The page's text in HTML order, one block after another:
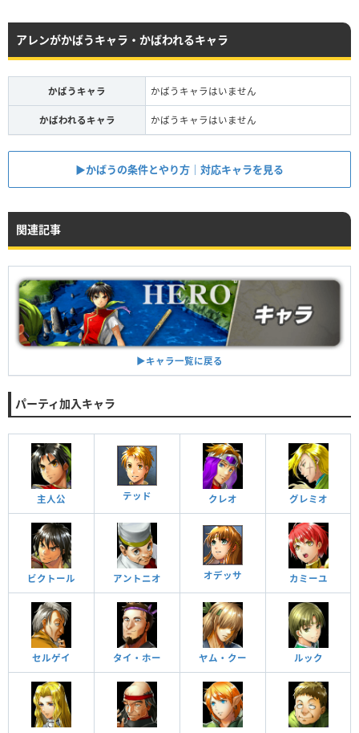
アレンがかばうキャラ・かばわれるキャラ
かばうキャラ かばうキャラはいません
かばわれるキャラ かばうキャラはいません
▶︎かばうの条件とやり方｜対応キャラを見る
関連記事
▶︎キャラ一覧に戻る
パーティ加入キャラ
主人公 テッド クレオ グレミオ
ビクトール アントニオ オデッサ カミーユ
セルゲイ タイ・ホー ヤム・クー ルック